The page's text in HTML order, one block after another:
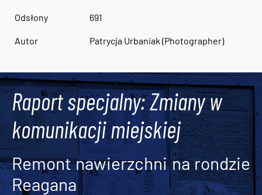
Odsłony 691
Autor Patrycja Urbaniak (Photographer)
Raport specjalny: Zmiany w
komunikacji miejskiej
Remont nawierzchni na rondzie
Reagana